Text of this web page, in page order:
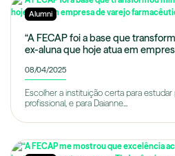
Alumni
“A FECAP foi a base que
ex-aluna que hoje atua em
08/04/2025
Escolher a instituição certa para
profissional, e para Daianne...